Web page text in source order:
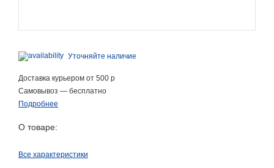
Уточняйте наличие
Доставка курьером от 500 р
Самовывоз — бесплатно
Подробнее
О товаре:
Все характеристики